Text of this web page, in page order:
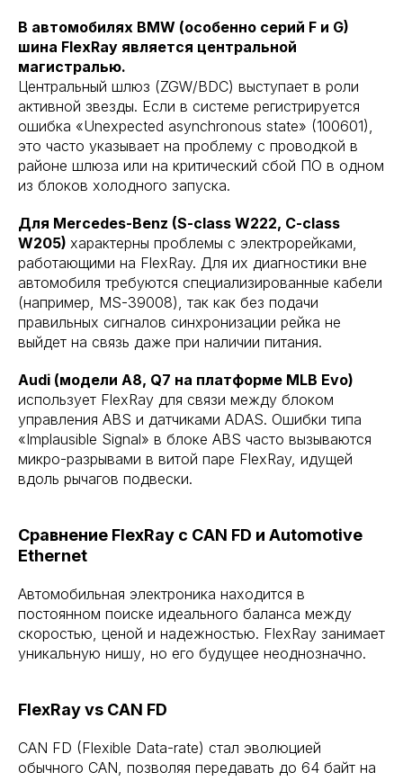
В автомобилях BMW (особенно серий F и G)
шина FlexRay является центральной
магистралью.
Центральный шлюз (ZGW/BDC) выступает в роли
активной звезды. Если в системе регистрируется
ошибка «Unexpected asynchronous state» (100601),
это часто указывает на проблему с проводкой в
районе шлюза или на критический сбой ПО в одном
из блоков холодного запуска.
Для Mercedes-Benz (S-class W222, C-class
W205) характерны проблемы с электрорейками,
работающими на FlexRay. Для их диагностики вне
автомобиля требуются специализированные кабели
(например, MS-39008), так как без подачи
правильных сигналов синхронизации рейка не
выйдет на связь даже при наличии питания.
Audi (модели A8, Q7 на платформе MLB Evo)
использует FlexRay для связи между блоком
управления ABS и датчиками ADAS. Ошибки типа
«Implausible Signal» в блоке ABS часто вызываются
микро-разрывами в витой паре FlexRay, идущей
вдоль рычагов подвески.
Сравнение FlexRay с CAN FD и Automotive
Ethernet
Автомобильная электроника находится в
постоянном поиске идеального баланса между
скоростью, ценой и надежностью. FlexRay занимает
уникальную нишу, но его будущее неоднозначно.
FlexRay vs CAN FD
CAN FD (Flexible Data-rate) стал эволюцией
обычного CAN, позволяя передавать до 64 байт на